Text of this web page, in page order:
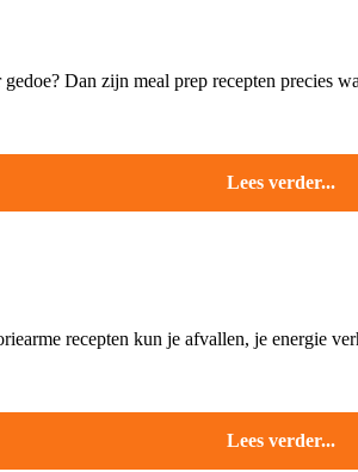
Dan zijn meal prep recepten precies
Lees verder...
recepten kun je afvallen, je energie
Lees verder...